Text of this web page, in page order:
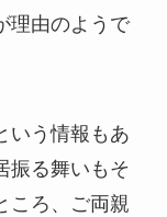
理由のようで
いう情報もあ
振る舞いもそ
ころ、ご両親